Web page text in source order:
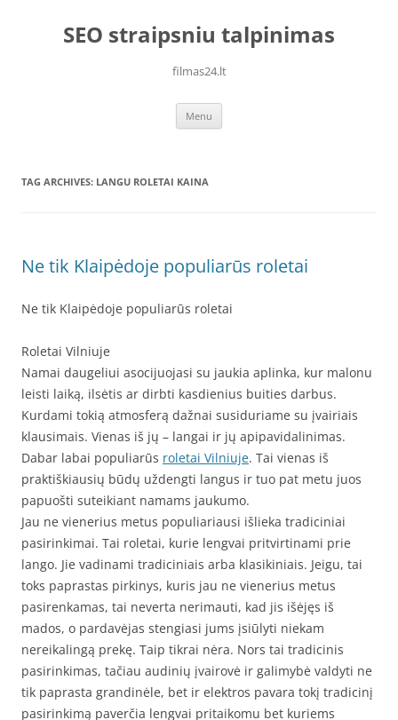
contentSEO straipsniu talpinimas
filmas24.lt
Menu
TAG ARCHIVES: LANGU ROLETAI KAINA
Ne tik Klaipėdoje populiarūs roletai
Ne tik Klaipėdoje populiarūs roletai
Roletai Vilniuje
Namai daugeliui asocijuojasi su jaukia aplinka, kur malonu
leisti laiką, ilsėtis ar dirbti kasdienius buities darbus.
Kurdami tokią atmosferą dažnai susiduriame su įvairiais
klausimais. Vienas iš jų – langai ir jų apipavidalinimas.
Dabar labai populiarūs roletai Vilniuje. Tai vienas iš
praktiškiausių būdų uždengti langus ir tuo pat metu juos
papuošti suteikiant namams jaukumo.
Jau ne vienerius metus populiariausi išlieka tradiciniai
pasirinkimai. Tai roletai, kurie lengvai pritvirtinami prie
lango. Jie vadinami tradiciniais arba klasikiniais. Jeigu, tai
toks paprastas pirkinys, kuris jau ne vienerius metus
pasirenkamas, tai neverta nerimauti, kad jis išėjęs iš
mados, o pardavėjas stengiasi jums įsiūlyti niekam
nereikalingą prekę. Taip tikrai nėra. Nors tai tradicinis
pasirinkimas, tačiau audinių įvairovė ir galimybė valdyti ne
tik paprasta grandinėle, bet ir elektros pavara tokį tradicinį
pasirinkimą paverčia lengvai pritaikomu bet kuriems